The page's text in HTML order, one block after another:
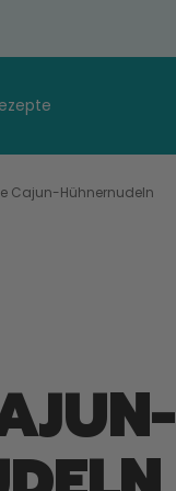
Cajun-Hühnernudeln